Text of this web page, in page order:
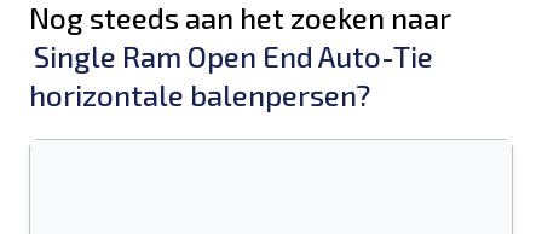
Nog steeds aan het zoeken naar
Single Ram Open End Auto-Tie
horizontale balenpersen?